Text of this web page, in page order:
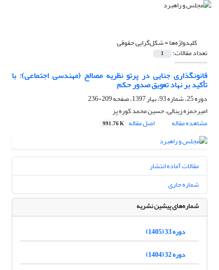
کلیدواژه‌ها =شکل‌گرایی حقوقی
تعداد مقالات: 1
قانونگذاری جنایی در پرتو نظریه مصالح (مهندسی اجتماعی): با
تأکید بر نهاد تعویق صدور حکم
دوره 25، شماره 93، بهار 1397، صفحه
209-236
امیرحمزه زینالی، حسین محمد کوره پز
مشاهده مقاله
اصل مقاله 991.76 K
مقالات آماده انتشار
شماره جاری
شماره‌های پیشین نشریه
دوره 33 (1405)
دوره 32 (1404)